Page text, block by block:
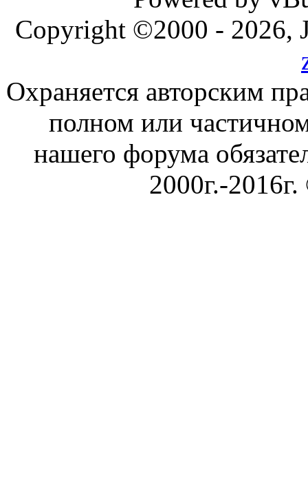
Copyright ©2000 - 2026,
Охраняется авторским
полном или
нашего форума
2000г.-